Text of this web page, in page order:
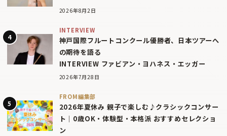
2026年8月2日
INTERVIEW
神戸国際フルートコンクール優勝者、日本ツアーへ
の期待を語る
INTERVIEW ファビアン・ヨハネス・エッガー
2026年7月28日
FROM編集部
2026年夏休み 親子で楽しむ♪クラシックコンサー
ト｜0歳OK・体験型・本格派 おすすめセレクショ
ン